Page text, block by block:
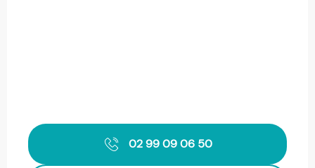
02 99 09 06 50